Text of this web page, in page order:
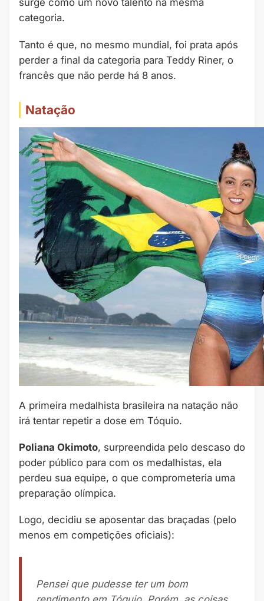
surge como um novo talento na mesma
categoria.
Tanto é que, no mesmo mundial, foi prata após
perder a final da categoria para Teddy Riner, o
francês que não perde há 8 anos.
Natação
A primeira medalhista brasileira na natação não
irá tentar repetir a dose em Tóquio.
Poliana Okimoto, surpreendida pelo descaso do
poder público para com os medalhistas, ela
perdeu sua equipe, o que comprometeria uma
preparação olímpica.
Logo, decidiu se aposentar das braçadas (pelo
menos em competições oficiais):
Pensei que pudesse ter um bom